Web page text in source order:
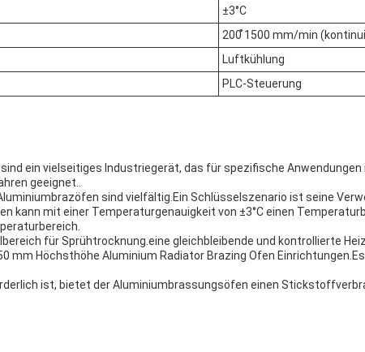
±3°C
200 ̊1500 mm/min
Luftkühlung
PLC-Steuerung
ein vielseitiges Industriegerät, das für spezifische
geeignet..
sind vielfältig.Ein Schlüsselszenario ist seine
kann mit einer Temperaturgenauigkeit von ±3°C einen
für Sprühtrocknung.eine gleichbleibende und kontrollierte
mm Höchsthöhe Aluminium Radiator Brazing Ofen
ist, bietet der Aluminiumbrassungsöfen einen